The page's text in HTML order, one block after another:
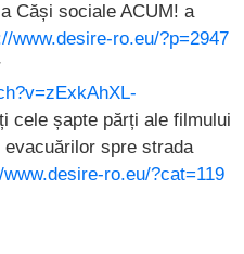
Căși sociale ACUM! a
www.desire-ro.eu/?p=2947
cele șapte părți ale filmului
spre strada
www.desire-ro.eu/?cat=119